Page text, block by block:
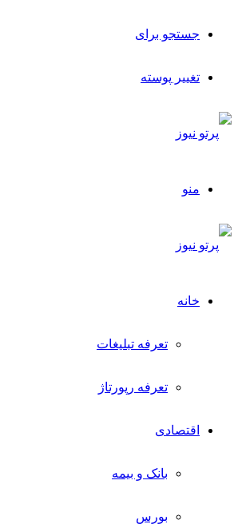
جستجو برای
تغییر پوسته
منو
خانه
تعرفه تبلیغات
تعرفه رپورتاژ
اقتصادی
بانک و بیمه
بورس